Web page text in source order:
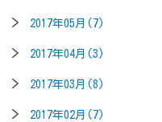
2017年05月(7)
2017年04月(3)
2017年03月(8)
2017年02月(7)